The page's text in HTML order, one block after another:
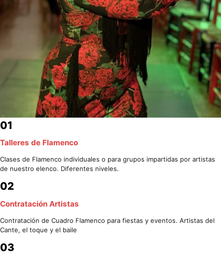
01
Talleres de Flamenco
Clases de Flamenco individuales o para grupos impartidas por artistas
de nuestro elenco. Diferentes niveles.
02
Contratación Artistas
Contratación de Cuadro Flamenco para fiestas y eventos. Artistas del
Cante, el toque y el baile
03